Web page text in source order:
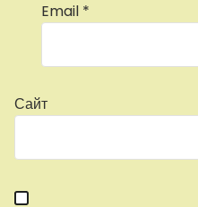
Email *
Сайт